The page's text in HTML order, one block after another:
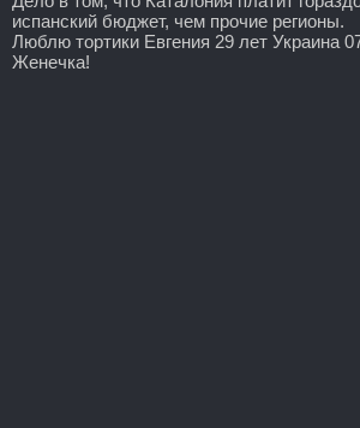
испанский бюджет, чем прочие регионы.
Люблю тортики Евгения 29 лет Украина
Женечка!